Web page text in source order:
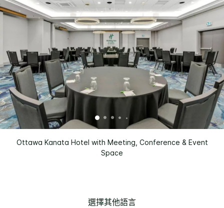
Ottawa Kanata Hotel with Meeting, Conference & Event
Space
選擇其他語言